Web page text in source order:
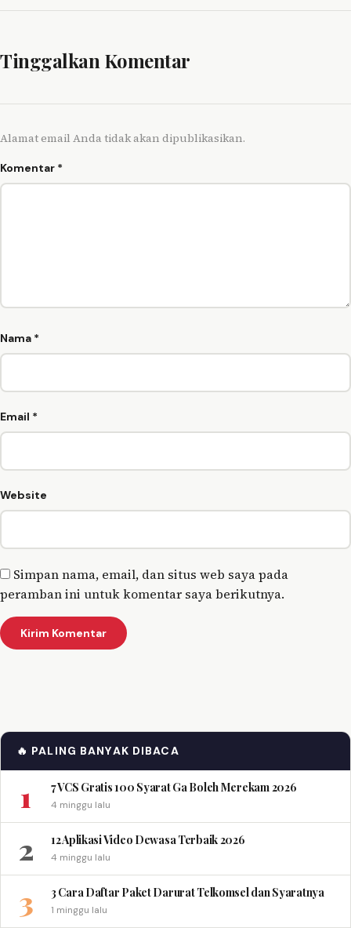
Tinggalkan Komentar
Alamat email Anda tidak akan dipublikasikan.
Komentar *
Nama *
Email *
Website
Simpan nama, email, dan situs web saya pada
peramban ini untuk komentar saya berikutnya.
🔥 PALING BANYAK DIBACA
1 7 VCS Gratis 100 Syarat Ga Boleh Merekam 2026
4 minggu lalu
2 12 Aplikasi Video Dewasa Terbaik 2026
4 minggu lalu
3 3 Cara Daftar Paket Darurat Telkomsel dan Syaratnya
1 minggu lalu